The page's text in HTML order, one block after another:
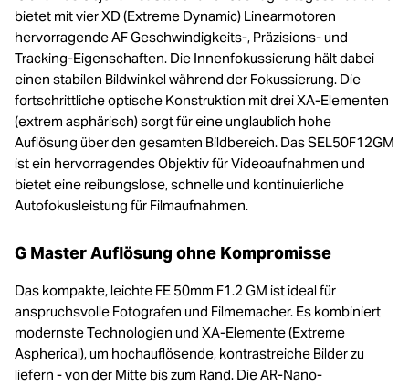
bietet mit vier XD (Extreme Dynamic) Linearmotoren
hervorragende AF Geschwindigkeits-, Präzisions- und
Tracking-Eigenschaften. Die Innenfokussierung hält dabei
einen stabilen Bildwinkel während der Fokussierung. Die
fortschrittliche optische Konstruktion mit drei XA-Elementen
(extrem asphärisch) sorgt für eine unglaublich hohe
Auflösung über den gesamten Bildbereich. Das SEL50F12GM
ist ein hervorragendes Objektiv für Videoaufnahmen und
bietet eine reibungslose, schnelle und kontinuierliche
Autofokusleistung für Filmaufnahmen.
G Master Auflösung ohne Kompromisse
Das kompakte, leichte FE 50mm F1.2 GM ist ideal für
anspruchsvolle Fotografen und Filmemacher. Es kombiniert
modernste Technologien und XA-Elemente (Extreme
Aspherical), um hochauflösende, kontrastreiche Bilder zu
liefern - von der Mitte bis zum Rand. Die AR-Nano-